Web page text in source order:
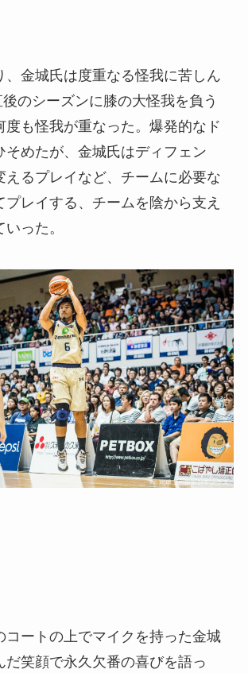
、金城氏は度重なる怪我に苦しん
のシーズンに膝の大怪我を負う
度も怪我が重なった。爆発的なド
そめたが、金城氏はディフェン
えるプレイなど、チームに必要な
プレイする、チームを陰から支え
った。
コートの上でマイクを持った金城
だ笑顔で永久欠番の喜びを語っ